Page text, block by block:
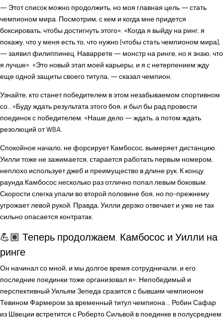
— Этот список можно продолжить, но моя главная цель — стать
чемпионом мира. Посмотрим, с кем и когда мне придется
боксировать, чтобы достигнуть этого». «Когда я выйду на ринг, я
покажу, что у меня есть то, что нужно [чтобы стать чемпионом мира],
— заявил филиппинец. Наваррете — монстр на ринге, но я знаю, что
я лучше». «Это новый этап моей карьеры, и я с нетерпением жду
еще одной защиты своего титула, — сказал чемпион.
Узнайте, кто станет победителем в этом незабываемом спортивном
со… «Буду ждать результата этого боя, и был бы рад провести
поединок с победителем. «Наше дело — ждать, а потом ждать
резолюций от WBA.
Спокойное начало, не форсирует Камбосос, вымеряет дистанцию.
Уилли тоже не зажимается, старается работать первым номером,
неплохо использует джеб и преимущество в длине рук. К концу
раунда Камбосос несколько раз отлично попал левым боковым.
Скорости слегка упали во второй половине боя, но по-прежнему
угрожает левой рукой. Правда, Уилли дерзко отвечает и уже не так
сильно опасается контратак.
💪🏽 Теперь продолжаем. Камбосос и Уилли на
ринге
Он начинал со мной, и мы долгое время сотрудничали, и его
последние поединки тоже организовал я». Непобедимый и
перспективный Уильям Зепеда сразится с бывшим чемпионом
Тевином Фармером за временный титул чемпиона … Робин Сафар
из Швеции встретится с Роберто Сильвой в поединке в полусреднем